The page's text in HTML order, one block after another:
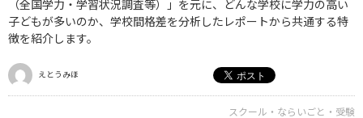
（全国学力・学習状況調査等）」を元に、どんな学校に学力の高い
子どもが多いのか、学校間格差を分析したレポートから共通する特
徴を紹介します。
えとうみほ
スクール・ならいごと・受験